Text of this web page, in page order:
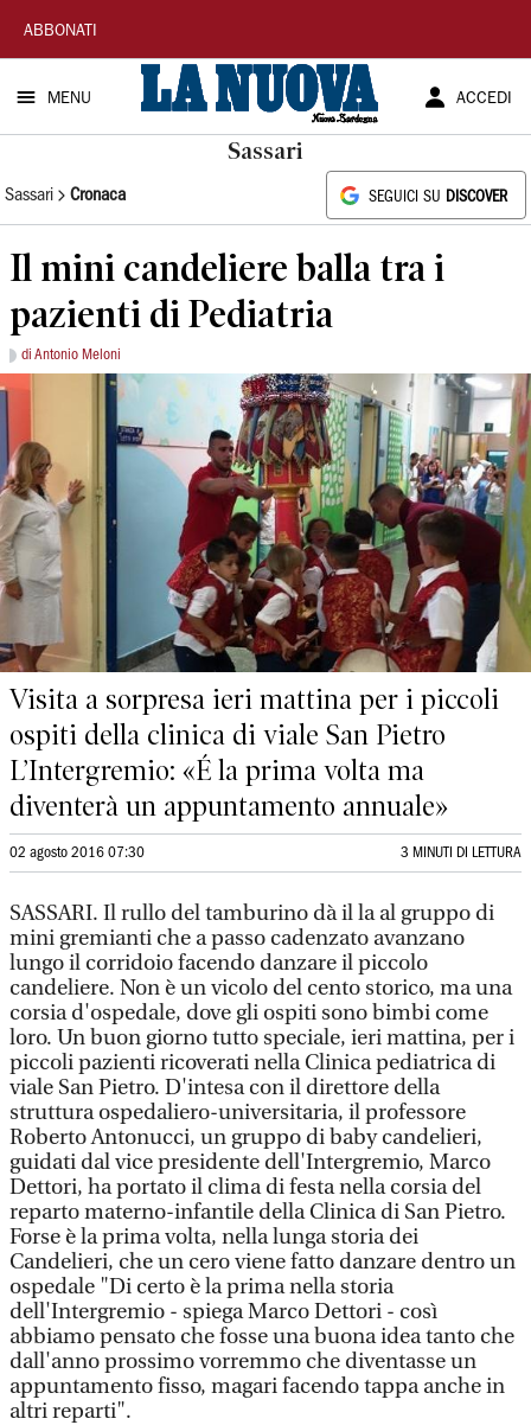
La
Nuova
Sardegna
ABBONATI
MENU ACCEDI
Sassari
Sassari Cronaca SEGUICI SU DISCOVER
Il mini candeliere balla tra i
pazienti di Pediatria
di Antonio Meloni
Visita a sorpresa ieri mattina per i piccoli
ospiti della clinica di viale San Pietro
L’Intergremio: «É la prima volta ma
diventerà un appuntamento annuale»
02 agosto 2016 07:30 3 MINUTI DI LETTURA
SASSARI. Il rullo del tamburino dà il la al gruppo di
mini gremianti che a passo cadenzato avanzano
lungo il corridoio facendo danzare il piccolo
candeliere. Non è un vicolo del cento storico, ma una
corsia d'ospedale, dove gli ospiti sono bimbi come
loro. Un buon giorno tutto speciale, ieri mattina, per i
piccoli pazienti ricoverati nella Clinica pediatrica di
viale San Pietro. D'intesa con il direttore della
struttura ospedaliero-universitaria, il professore
Roberto Antonucci, un gruppo di baby candelieri,
guidati dal vice presidente dell'Intergremio, Marco
Dettori, ha portato il clima di festa nella corsia del
reparto materno-infantile della Clinica di San Pietro.
Forse è la prima volta, nella lunga storia dei
Candelieri, che un cero viene fatto danzare dentro un
ospedale "Di certo è la prima nella storia
dell'Intergremio - spiega Marco Dettori - così
abbiamo pensato che fosse una buona idea tanto che
dall'anno prossimo vorremmo che diventasse un
appuntamento fisso, magari facendo tappa anche in
altri reparti".